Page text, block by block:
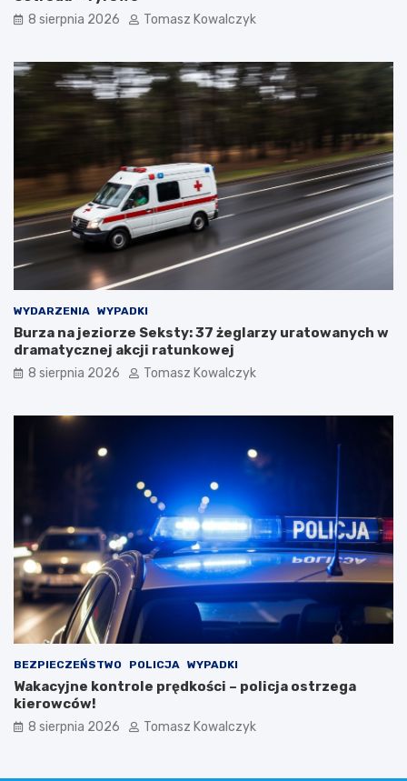
8 sierpnia 2026 Tomasz Kowalczyk
WYDARZENIA WYPADKI
Burza na jeziorze Seksty: 37 żeglarzy uratowanych w
dramatycznej akcji ratunkowej
8 sierpnia 2026 Tomasz Kowalczyk
BEZPIECZEŃSTWO POLICJA WYPADKI
Wakacyjne kontrole prędkości – policja ostrzega
kierowców!
8 sierpnia 2026 Tomasz Kowalczyk